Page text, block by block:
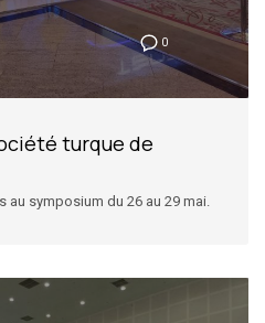
0
turque de
au symposium du 26 au 29 mai.